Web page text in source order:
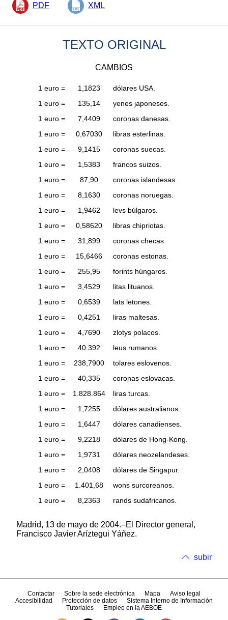
PDF XML
TEXTO ORIGINAL
CAMBIOS
1 euro = 1,1823
dólares USA.
1 euro =
135,14
yenes japoneses.
1 euro =
7,4409
coronas danesas.
1 euro =
0,67030
libras esterlinas.
1 euro =
9,1415
coronas suecas.
1 euro =
1,5383
francos suizos.
1 euro =
87,90
coronas islandesas.
1 euro =
8,1630
coronas noruegas.
1 euro =
1,9462
levs búlgaros.
1 euro =
0,58620
libras chipriotas.
1 euro =
31,899
coronas checas.
1 euro =
15,6466
coronas estonas.
1 euro =
255,95
forints húngaros.
1 euro =
3,4529
litas lituanos.
1 euro =
0,6539
lats letones.
1 euro =
0,4251
liras maltesas.
1 euro =
4,7690
zlotys polacos.
1 euro =
40.392
leus rumanos.
1 euro =
238,7900
tolares eslovenos.
1 euro =
40,335
coronas eslovacas.
1 euro =
1.828.864
liras turcas.
1 euro =
1,7255
dólares australianos.
1 euro =
1,6447
dólares canadienses.
1 euro =
9,2218
dólares de Hong-Kong.
1 euro =
1,9731
dólares neozelandeses.
1 euro =
2,0408
dólares de Singapur.
1 euro =
1.401,68
wons surcoreanos.
1 euro =
8,2363 rands sudafricanos.
Madrid, 13 de mayo de 2004.–El Director general,
Francisco Javier Aríztegui Yáñez.
subir
Contactar Sobre la sede electrónica Mapa
Aviso legal
Accesibilidad
Protección de datos
Sistema Interno de Información
Tutoriales
Empleo en la AEBOE